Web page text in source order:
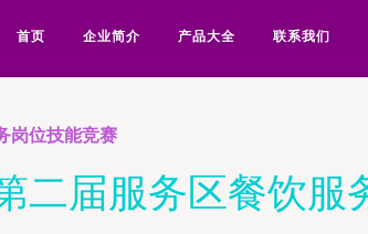
首页 企业简介 产品大全 联系我们
岗位技能竞赛
届服务区餐饮服